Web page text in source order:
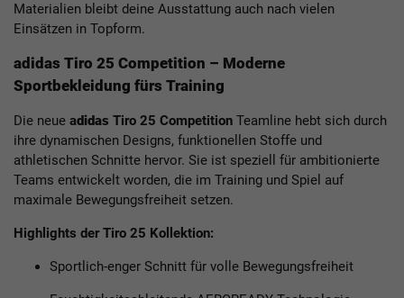
Materialien bleibt deine Ausstattung auch nach vielen
Einsätzen in Topform.
adidas Tiro 25 Competition – Moderne
Sportbekleidung fürs Training
Die neue adidas Tiro 25 Competition Teamline hebt sich durch
ihre dynamischen Designs, funktionellen Stoffe und
athletischen Schnitte hervor. Sie ist speziell für ambitionierte
Teams entwickelt worden, die im Training und Spiel auf
maximale Bewegungsfreiheit setzen.
Highlights der Tiro 25 Kollektion:
Sportlich-enger Schnitt für volle Bewegungsfreiheit